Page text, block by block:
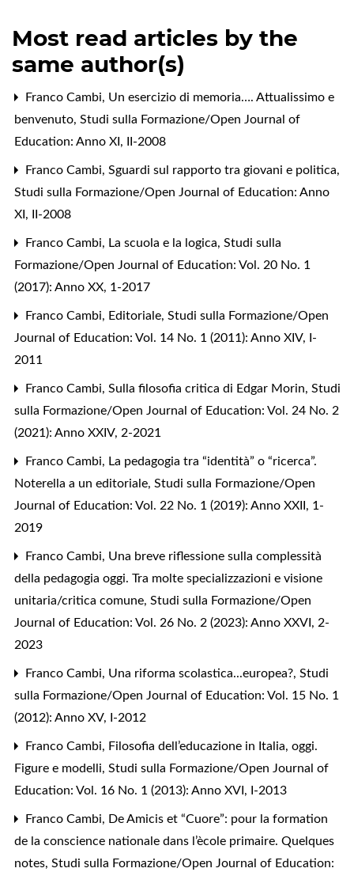
Most read articles by the
same author(s)
Franco Cambi, Un esercizio di memoria…. Attualissimo e
benvenuto, Studi sulla Formazione/Open Journal of
Education: Anno XI, II-2008
Franco Cambi, Sguardi sul rapporto tra giovani e politica,
Studi sulla Formazione/Open Journal of Education: Anno
XI, II-2008
Franco Cambi, La scuola e la logica, Studi sulla
Formazione/Open Journal of Education: Vol. 20 No. 1
(2017): Anno XX, 1-2017
Franco Cambi, Editoriale, Studi sulla Formazione/Open
Journal of Education: Vol. 14 No. 1 (2011): Anno XIV, I-
2011
Franco Cambi, Sulla filosofia critica di Edgar Morin, Studi
sulla Formazione/Open Journal of Education: Vol. 24 No. 2
(2021): Anno XXIV, 2-2021
Franco Cambi, La pedagogia tra “identità” o “ricerca”.
Noterella a un editoriale, Studi sulla Formazione/Open
Journal of Education: Vol. 22 No. 1 (2019): Anno XXII, 1-
2019
Franco Cambi, Una breve riflessione sulla complessità
della pedagogia oggi. Tra molte specializzazioni e visione
unitaria/critica comune, Studi sulla Formazione/Open
Journal of Education: Vol. 26 No. 2 (2023): Anno XXVI, 2-
2023
Franco Cambi, Una riforma scolastica...europea?, Studi
sulla Formazione/Open Journal of Education: Vol. 15 No. 1
(2012): Anno XV, I-2012
Franco Cambi, Filosofia dell’educazione in Italia, oggi.
Figure e modelli, Studi sulla Formazione/Open Journal of
Education: Vol. 16 No. 1 (2013): Anno XVI, I-2013
Franco Cambi, De Amicis et “Cuore”: pour la formation
de la conscience nationale dans l’ècole primaire. Quelques
notes, Studi sulla Formazione/Open Journal of Education: